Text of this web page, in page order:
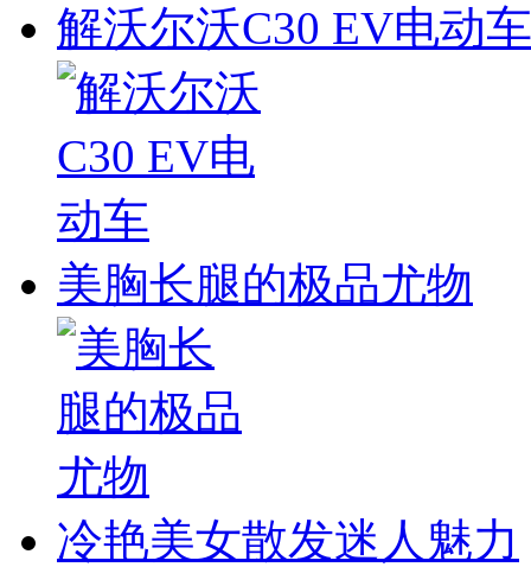
解沃尔沃C30 EV电动车
美胸长腿的极品尤物
冷艳美女散发迷人魅力